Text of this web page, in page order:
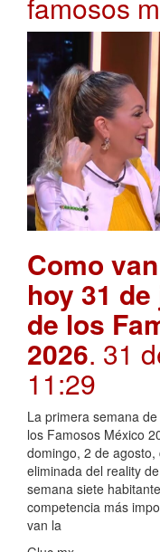
Como
hoy 31
de los
2026. 31
11:29
La primera semana
los Famosos México
domingo, 2 de
eliminada del reality
semana siete
competencia más
van la